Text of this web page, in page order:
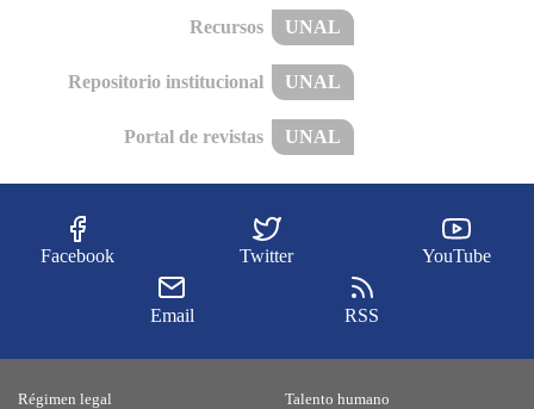
Recursos UNAL
Repositorio institucional UNAL
Portal de revistas UNAL
Facebook Twitter YouTube
Email RSS
Régimen legal
Talento humano